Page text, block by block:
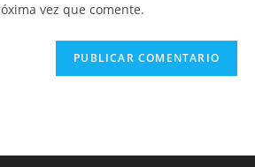
vez que comente.